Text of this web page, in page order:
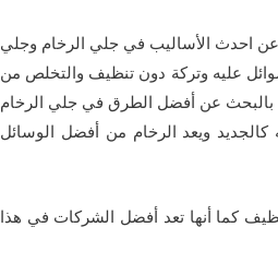
احدث الأساليب في جلي الرخام وجلي
عليه وتركة دون تنظيف والتخلص من
بالبحث عن أفضل الطرق في جلي الرخام
كالجديد ويعد الرخام من أفضل الوسائل
كما أنها تعد أفضل الشركات في هذا